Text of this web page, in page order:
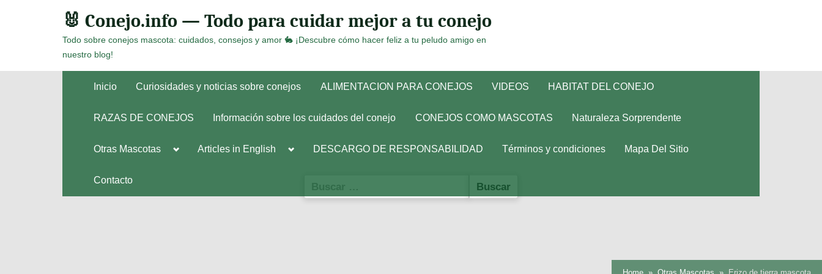
🐰 Conejo.info — Todo para cuidar mejor a tu conejo
Todo sobre conejos mascota: cuidados, consejos y amor 🐇 ¡Descubre cómo hacer feliz a tu peludo amigo en
nuestro blog!
Inicio Curiosidades y noticias sobre conejos ALIMENTACION PARA CONEJOS VIDEOS HABITAT DEL CONEJO
RAZAS DE CONEJOS Información sobre los cuidados del conejo CONEJOS COMO MASCOTAS Naturaleza Sorprendente
Otras Mascotas
Toggle
Toggle
Articles in English
ToggleDESCARGO DE RESPONSABILIDAD Términos y condiciones Mapa Del Sitio
Contacto